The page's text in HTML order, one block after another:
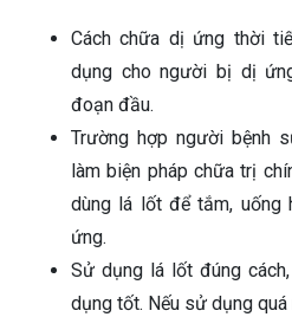
Cách chữa dị ứng thời
dụng cho người bị dị
đoạn đầu.
Trường hợp người bệnh
làm biện pháp chữa trị
dùng lá lốt để tắm, uống
ứng.
Sử dụng lá lốt đúng
dụng tốt. Nếu sử dụng